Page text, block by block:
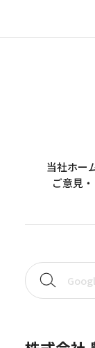
当社ホー
ご意見